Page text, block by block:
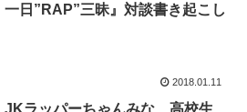
一日”RAP”三昧』対談書き起こし
2018.01.11
JKラッパーちゃんみな 高校生